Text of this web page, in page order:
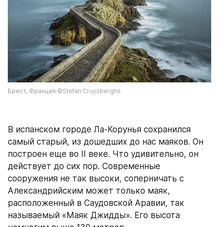
Брест, Франция ©Stefan Cruysberghs
В испанском городе Ла-Корунья сохранился
самый старый, из дошедших до нас маяков. Он
построен еще во II веке. Что удивительно, он
действует до сих пор. Современные
сооружения не так высоки, соперничать с
Александрийским может только маяк,
расположенный в Саудовской Аравии, так
называемый «Маяк Джидды». Его высота